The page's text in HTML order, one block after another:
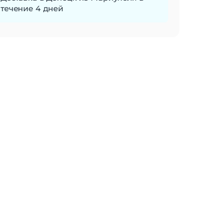
течение 4 дней